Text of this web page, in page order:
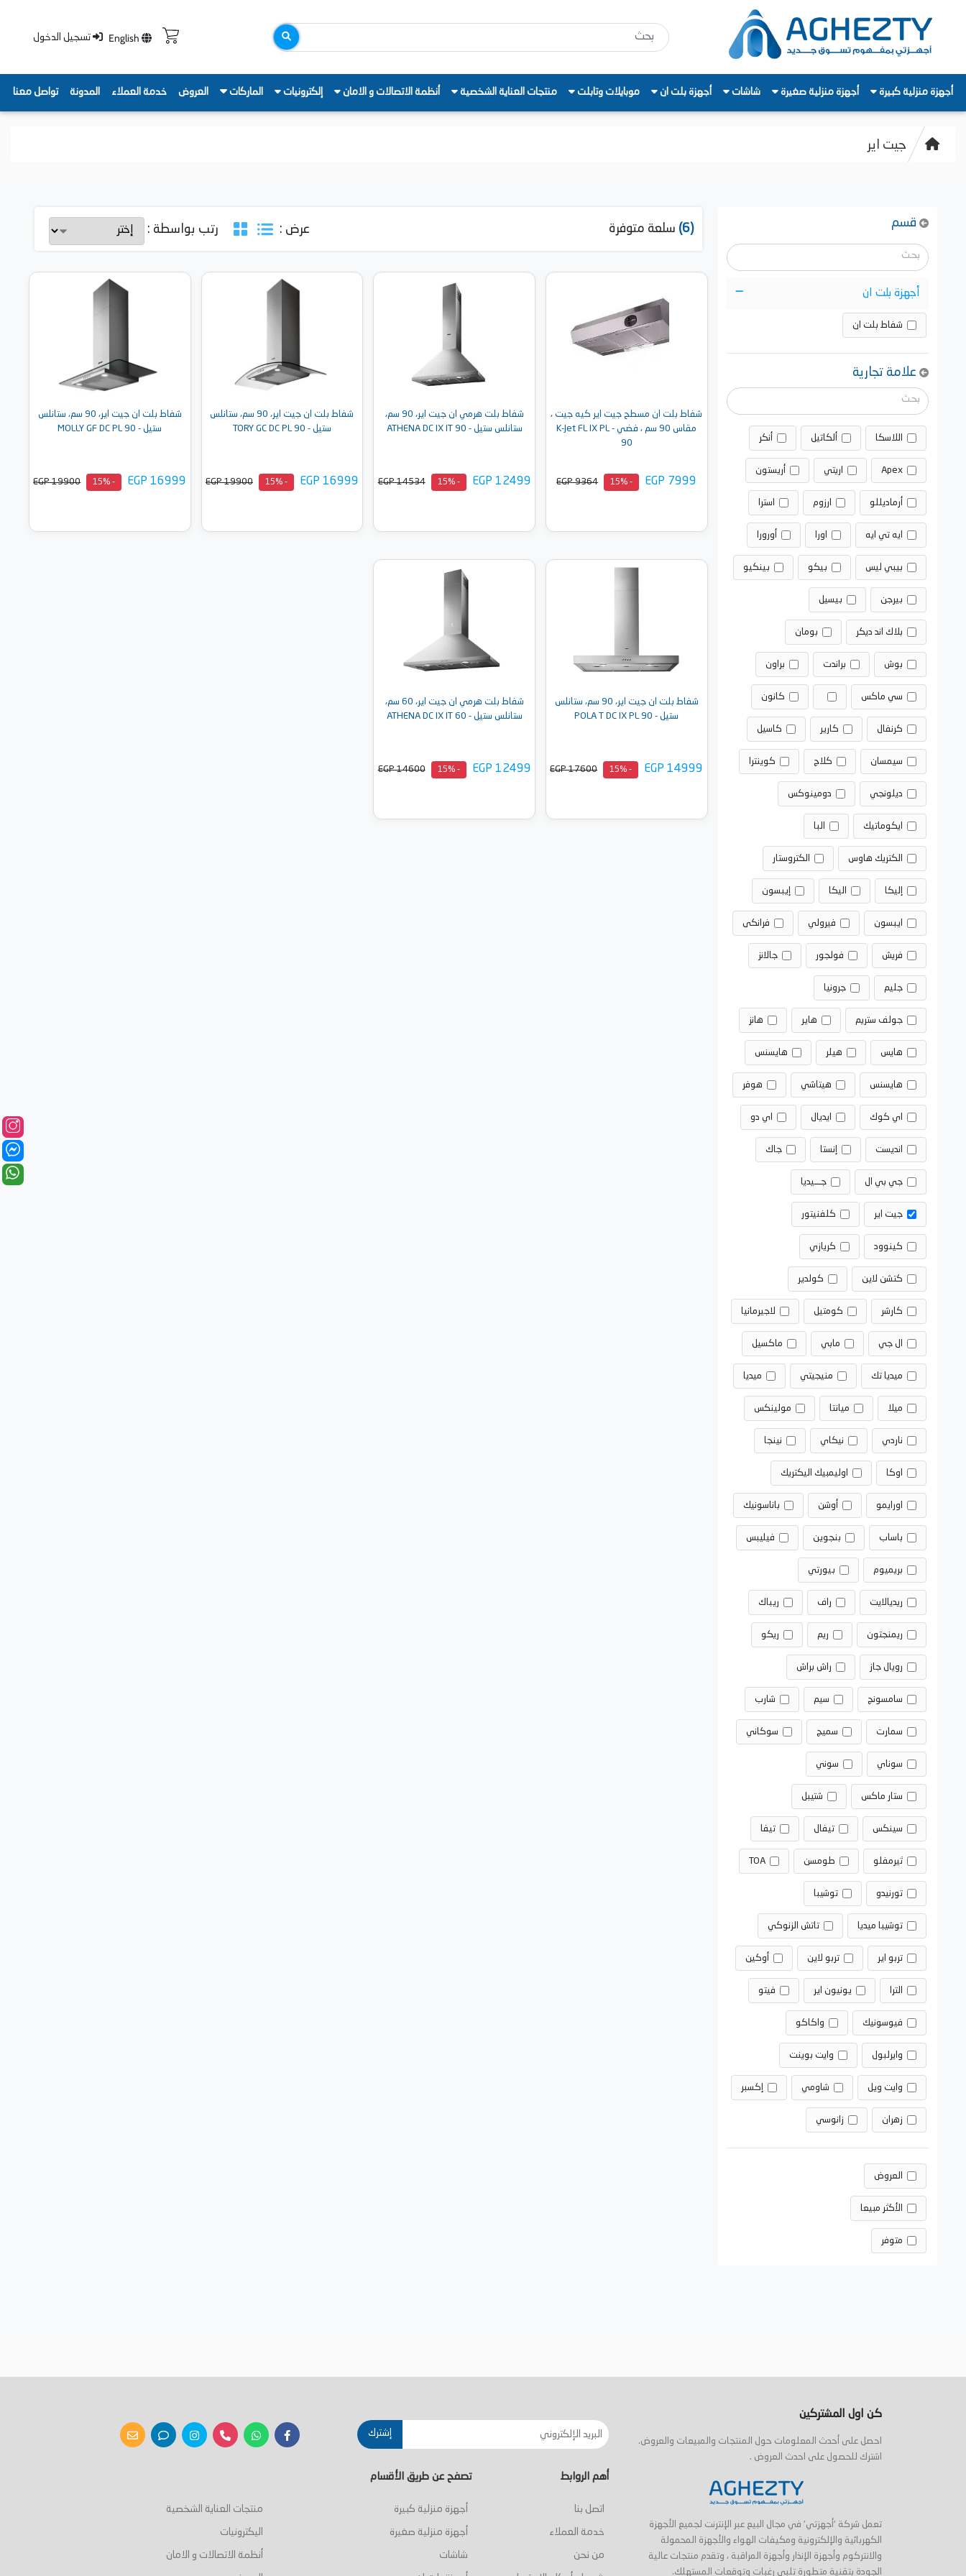
English تسجيل الدخول
أجهزة منزلية كبيرة أجهزة منزلية صغيرة شاشات أجهزة بلت ان موبايلات وتابلت منتجات العناية الشخصية أنظمة الاتصالات و الامان إلكترونيات الماركات العروض خدمة العملاء المدونة تواصل معنا
جيت اير
قسم
أجهزة بلت ان
شفاط بلت ان
علامة تجارية
اللاسكا ألكاتيل أنكر
Apex اريتي أريستون
أرماديللو ارزوم استرا
ايه تي ايه اورا أورورا
بيبي ليس بيكو بينكيو
بيرجن بيسيل
بلاك اند ديكر بومان
بوش براندت براون
سي ماكس كانون
كرنفال كارير كاسيل
سيمسان كلاج كوينترا
ديلونجي دومينوكس
ايكوماتيك البا
الكتريك هاوس الكتروستار
إليكا اليكا إيبسون
ايبسون فيرولي فرانكى
فريش فولجور جالانز
جليم جرونيا
جولف ستريم هاير هانز
هايس هيلر هايسنس
هايسنس هيتاشي هوفر
اي كوك ايديال اي دو
انديست إنستا جاك
جي بي ال جـــيديا
جيت اير كلفنيتور
كينوود كريازي
كتشن لاين كولدير
كارشر كومتيل لاجيرمانيا
ال جي مابي ماكسيل
ميديا تك منيجيتي ميديا
ميلا ميانتا مولينكس
ناردي نيكاي نينجا
اوكا اوليمبيك اليكتريك
اورايمو أوشن باناسونيك
باساب بنجوين فيليبس
بريميوم بيورتي
ريديالايت راف ريباك
ريمنجتون ريم ريكو
رويال جاز راش براش
سامسونج سيم شارب
سمارت سميج سوكاني
سوناي سوني
ستار ماكس شتيبل
سينكس تيفال تيفا
ثيرمفلو طومسن TOA
تورنيدو توشيبا
توشيبا ميديا تاتش الزنوكي
تربو اير تربو لاين أوكين
الترا يونيون اير فيتو
فيوسونيك واكاكو
وايرلبول وايت بوينت
وايت ويل شاومي إكسبر
زهران زانوسي
العروض
الأكثر مبيعا
متوفر
(6) سلعة متوفرة عرض : رتب بواسطة :
شفاط بلت ان مسطح جيت اير كيه جيت ،
مقاس 90 سم ، فضي - K-Jet FL IX PL
90
EGP 7999
- 15%
EGP 9364
شفاط بلت هرمي ان جيت اير، 90 سم،
ستانلس ستيل - ATHENA DC IX IT 90
EGP 12499
- 15%
EGP 14534
أضف إلى السلة
شفاط بلت ان جيت اير، 90 سم، ستانلس
ستيل - TORY GC DC PL 90
EGP 16999
- 15%
EGP 19900
شفاط بلت ان جيت اير، 90 سم، ستانلس
ستيل - MOLLY GF DC PL 90
EGP 16999
- 15%
EGP 19900
شفاط بلت ان جيت اير، 90 سم، ستانلس
ستيل - POLA T DC IX PL 90
EGP 14999
- 15%
EGP 17600
شفاط بلت هرمي ان جيت اير، 60 سم،
ستانلس ستيل - ATHENA DC IX IT 60
EGP 12499
- 15%
EGP 14600
كن اول المشتركين
احصل على أحدث المعلومات حول المنتجات والمبيعات والعروض.
اشترك للحصول على احدث العروض .
إشترك
تعمل شركة 'أجهزتي' في مجال البيع عبر الإنترنت لجميع الأجهزة
الكهربائية والإلكترونية ومكيفات الهواء والأجهزة المحمولة
والانتركوم وأجهزة الإنذار وأجهزة المراقبة ، وتقدم منتجات عالية
الجودة بتقنية متطورة تلبي رغبات وتوقعات المستهلك.
أهم الروابط
اتصل بنا
خدمة العملاء
من نحن
تصفح عن طريق الأقسام
أجهزة منزلية كبيرة
أجهزة منزلية صغيرة
شاشات
منتجات العناية الشخصية
اليكترونيات
أنظمة الاتصالات و الامان